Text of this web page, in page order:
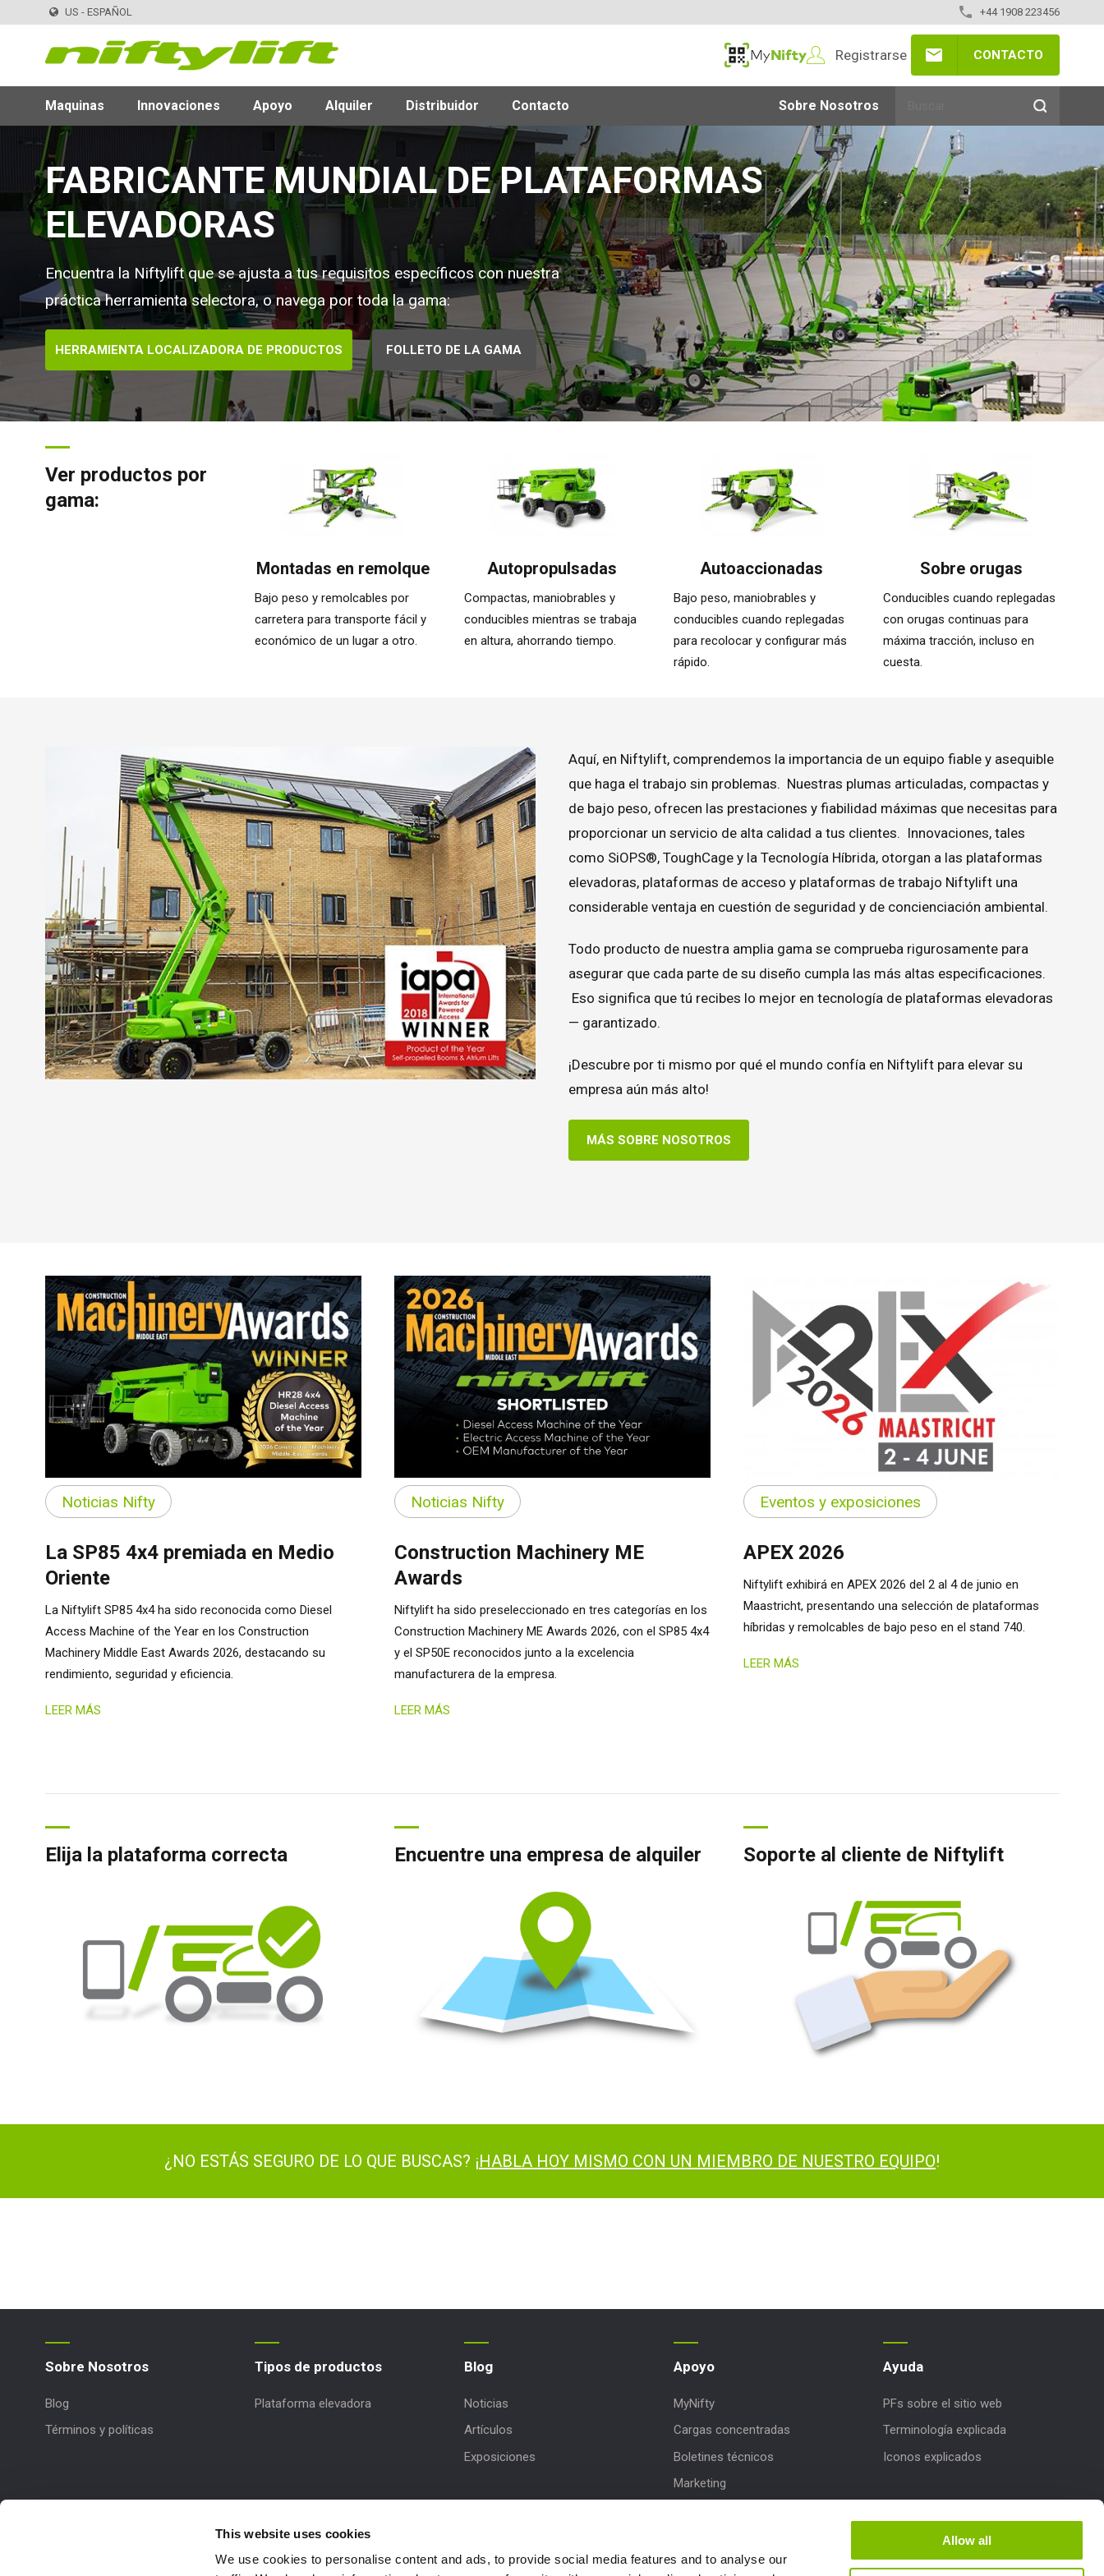
This website uses cookies
We use cookies to personalise content and ads, to provide social media features and to analyse our
Allow all
US - ESPAÑOL +44 1908 223456
MyNifty
Registrarse CONTACTO
Maquinas Innovaciones Apoyo Alquiler Distribuidor Contacto Sobre Nosotros
FABRICANTE MUNDIAL DE PLATAFORMAS
ELEVADORAS
Encuentra la Niftylift que se ajusta a tus requisitos específicos con nuestra
práctica herramienta selectora, o navega por toda la gama:
HERRAMIENTA LOCALIZADORA DE PRODUCTOS FOLLETO DE LA GAMA
Ver productos por
gama:
Montadas en remolque
Bajo peso y remolcables por
carretera para transporte fácil y
económico de un lugar a otro.
Autopropulsadas
Compactas, maniobrables y
conducibles mientras se trabaja
en altura, ahorrando tiempo.
Autoaccionadas
Bajo peso, maniobrables y
conducibles cuando replegadas
para recolocar y configurar más
rápido.
Sobre orugas
Conducibles cuando replegadas
con orugas continuas para
máxima tracción, incluso en
cuesta.
Aquí, en Niftylift, comprendemos la importancia de un equipo fiable y asequible
que haga el trabajo sin problemas. Nuestras plumas articuladas, compactas y
de bajo peso, ofrecen las prestaciones y fiabilidad máximas que necesitas para
proporcionar un servicio de alta calidad a tus clientes. Innovaciones, tales
como SiOPS®, ToughCage y la Tecnología Híbrida, otorgan a las plataformas
elevadoras, plataformas de acceso y plataformas de trabajo Niftylift una
considerable ventaja en cuestión de seguridad y de concienciación ambiental.
Todo producto de nuestra amplia gama se comprueba rigurosamente para
asegurar que cada parte de su diseño cumpla las más altas especificaciones.
Eso significa que tú recibes lo mejor en tecnología de plataformas elevadoras
— garantizado.
¡Descubre por ti mismo por qué el mundo confía en Niftylift para elevar su
empresa aún más alto!
MÁS SOBRE NOSOTROS
Noticias Nifty
La SP85 4x4 premiada en Medio
Oriente
La Niftylift SP85 4x4 ha sido reconocida como Diesel
Access Machine of the Year en los Construction
Machinery Middle East Awards 2026, destacando su
rendimiento, seguridad y eficiencia.
LEER MÁS
Noticias Nifty
Construction Machinery ME
Awards
Niftylift ha sido preseleccionado en tres categorías en los
Construction Machinery ME Awards 2026, con el SP85 4x4
y el SP50E reconocidos junto a la excelencia
manufacturera de la empresa.
LEER MÁS
Eventos y exposiciones
APEX 2026
Niftylift exhibirá en APEX 2026 del 2 al 4 de junio en
Maastricht, presentando una selección de plataformas
híbridas y remolcables de bajo peso en el stand 740.
LEER MÁS
Elija la plataforma correcta Encuentre una empresa de alquiler Soporte al cliente de Niftylift
¿NO ESTÁS SEGURO DE LO QUE BUSCAS? ¡HABLA HOY MISMO CON UN MIEMBRO DE NUESTRO EQUIPO!
Sobre Nosotros
Blog
Términos y políticas
Tipos de productos
Plataforma elevadora
Blog
Noticias
Artículos
Exposiciones
Apoyo
MyNifty
Cargas concentradas
Boletines técnicos
Marketing
NiftyPRO
Ayuda
PFs sobre el sitio web
Terminología explicada
Iconos explicados
Reino Unido
English
Estados Unidos de América
English
Español
Francia
Français
Alemania
Deutsch
España
Español
Netherlands
Nederlands
Canada